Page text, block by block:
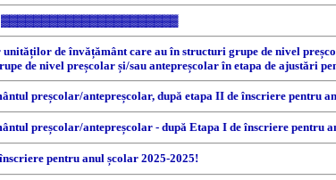
▓▓▓▓▓▓▓▓▓▓▓▓▓▓▓▓▓▓▓▓▓▓
de învățământ care au în structuri grupe de nivel
de nivel preșcolar și/sau antepreșcolar în etapa de ajustări
preșcolar/antepreșcolar, după etapa II de înscriere pentru
preșcolar/antepreșcolar - după Etapa I de înscriere pentru
pentru anul școlar 2025-2025!